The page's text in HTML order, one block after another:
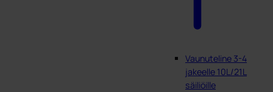
Vaunuteline 3-4
jakeelle 10L/21L
säiliöille